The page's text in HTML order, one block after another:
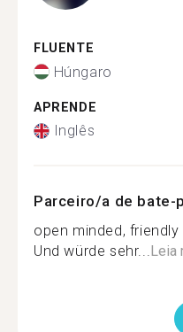
FLUENTE
Húngaro
APRENDE
Inglês
Parceiro/a de bate-
open minded,
Und würde sehr...Leia